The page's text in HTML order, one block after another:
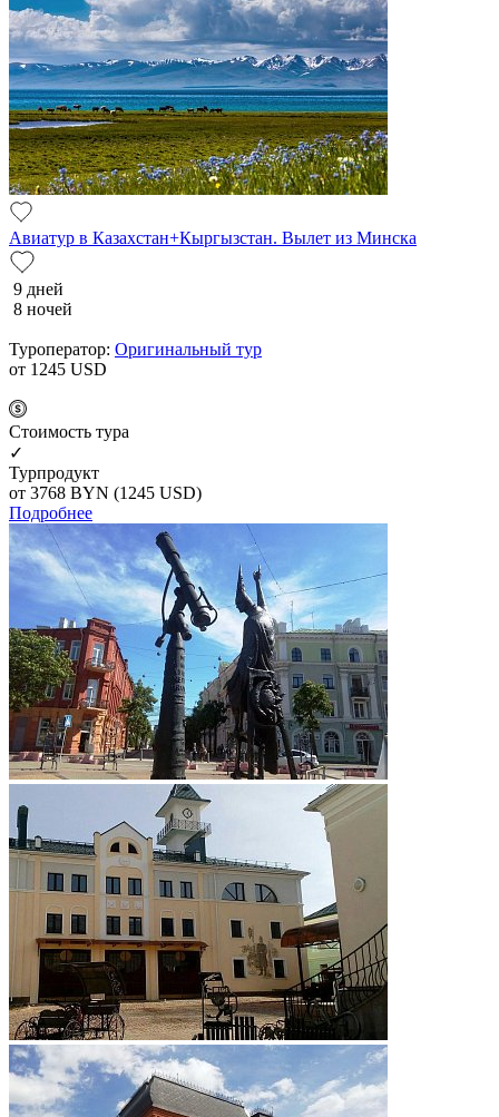
Авиатур в Казахстан+Кыргызстан. Вылет из Минска
9 дней
8 ночей
Туроператор: Оригинальный тур
от 1245 USD
Cтоимость тура
✓
Турпродукт
от 3768 BYN (1245 USD)
Подробнее